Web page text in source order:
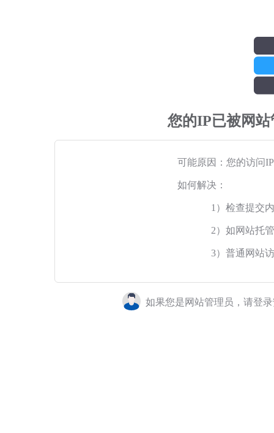
您的IP已被网
可能原因：您的访问
如何解决：
1）检查提交
2）如网站托
3）普通网站
如果您是网站管理员，请登